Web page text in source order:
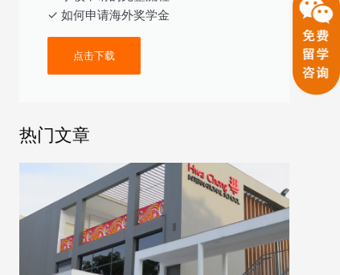
✓ 如何申请海外奖学金
点击下载
热门文章